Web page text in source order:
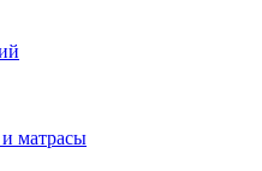
матрасы